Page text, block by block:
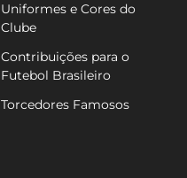
Uniformes e Cores do
Clube
Contribuições para o
Futebol Brasileiro
Torcedores Famosos